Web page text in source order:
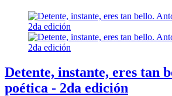
Detente, instante, eres tan
poética - 2da edición